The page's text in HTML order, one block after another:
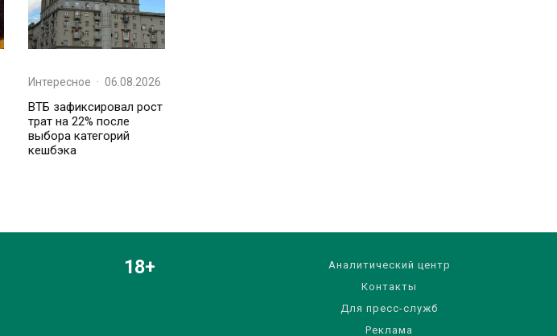
Интересное · 06.08.2026
ВТБ зафиксировал рост
трат на 22% после
выбора категорий
кешбэка
18+
Аналитический центр
Контакты
Для пресс-служб
Реклама